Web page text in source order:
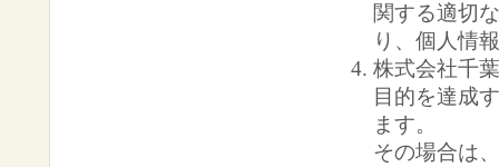
関する適切
り、個人情
株式会社千
目的を達成
ます。
その場合は